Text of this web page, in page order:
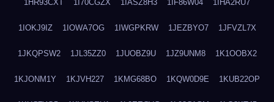
1HR93CXT 1I70CGZX 1IASZ8H3 1IF86W04 1IHA2RU7
1IOKJ9IZ 1IOWA7OG 1IWGPKRW 1JEZBYO7 1JFVZL7X
1JKQPSW2 1JL35ZZ0 1JUOBZ9U 1JZ9UNM8 1K1OOBX2
1KJONM1Y 1KJVH227 1KMG68BO 1KQW0D9E 1KUB22OP